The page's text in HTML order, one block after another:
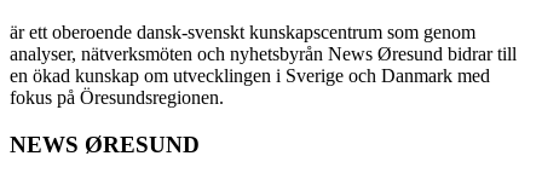
är ett oberoende dansk-svenskt kunskapscentrum som genom
analyser, nätverksmöten och nyhetsbyrån News Øresund bidrar till
en ökad kunskap om utvecklingen i Sverige och Danmark med
fokus på Öresundsregionen.
NEWS ØRESUND